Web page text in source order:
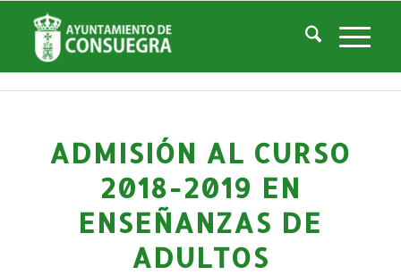
Noticias
Usted está aquí: Inicio / Noticias
Empleo y Desarrollo
/ Formacion
ADMISIÓN AL CURSO
2018-2019 EN
ENSEÑANZAS DE
ADULTOS